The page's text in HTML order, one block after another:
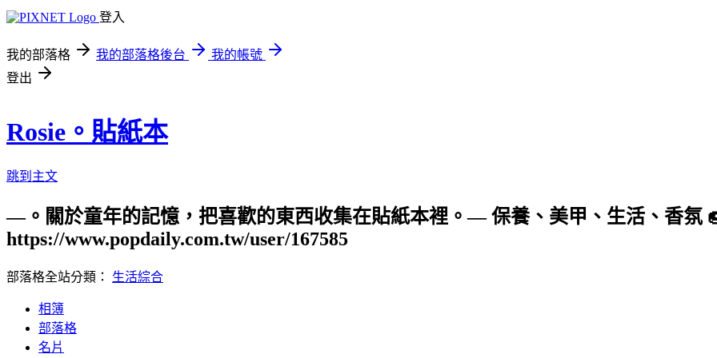
登入
我的部落格 我的部落格後台
我的帳號
登出
Rosie。貼紙本
跳到主文
—。關於童年的記憶，把喜歡的東西收集在貼紙本裡。— 保養、美甲、生活、香氛
https://www.popdaily.com.tw/user/167585
部落格全站分類： 生活綜合
相簿
部落格
名片